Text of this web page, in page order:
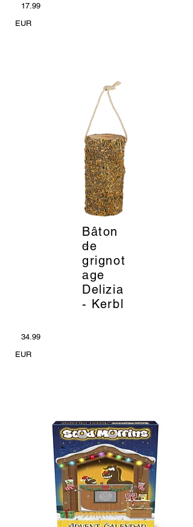
17.99
EUR
Bâton
de
grignot
age
Delizia
- Kerbl
_
34.99
EUR